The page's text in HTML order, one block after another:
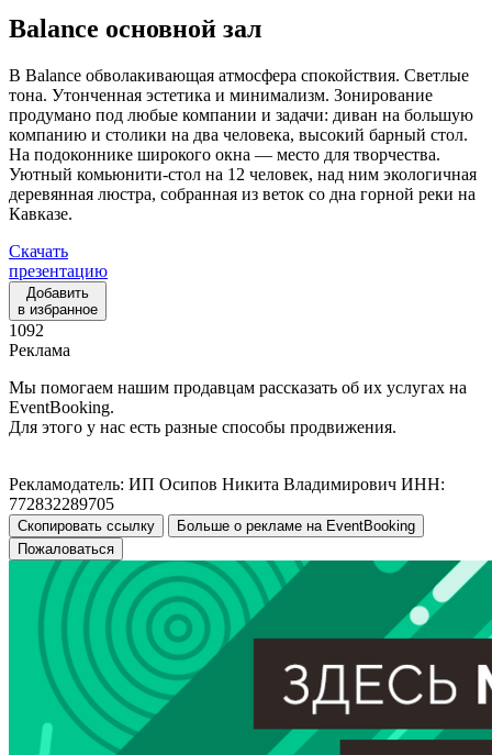
Balance основной зал
В Balance обволакивающая атмосфера спокойствия. Светлые
тона. Утонченная эстетика и минимализм. Зонирование
продумано под любые компании и задачи: диван на большую
компанию и столики на два человека, высокий барный стол.
На подоконнике широкого окна — место для творчества.
Уютный комьюнити-стол на 12 человек, над ним экологичная
деревянная люстра, собранная из веток со дна горной реки на
Кавказе.
Скачать
презентацию
Добавить
в избранное
1092
Реклама
Мы помогаем нашим продавцам рассказать об их услугах на
EventBooking.
Для этого у нас есть разные способы продвижения.
Рекламодатель: ИП Осипов Никита Владимирович ИНН:
772832289705
Скопировать ссылку
Больше о рекламе на EventBooking
Пожаловаться